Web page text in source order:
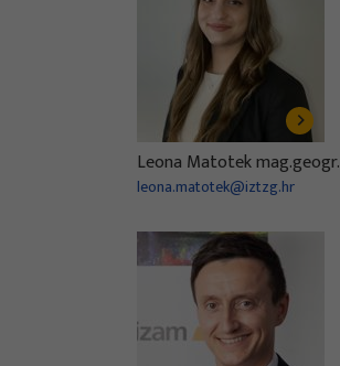
Leona Matotek mag.geogr.
leona.matotek@iztzg.hr